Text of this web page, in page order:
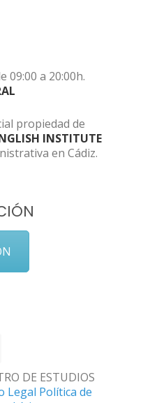
09:00 a 20:00h.
propiedad de
INSTITUTE
en Cádiz.
DE ESTUDIOS
Legal Política de